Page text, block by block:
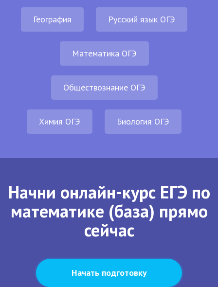
География Русский язык ОГЭ
Математика ОГЭ
Обществознание ОГЭ
Химия ОГЭ Биология ОГЭ
Начни онлайн-курс ЕГЭ по
математике (база) прямо
сейчас
Начать подготовку